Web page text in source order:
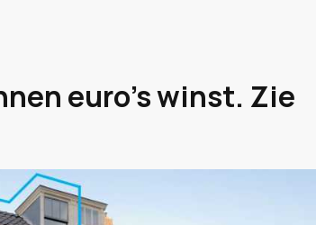
euro's winst. Zie